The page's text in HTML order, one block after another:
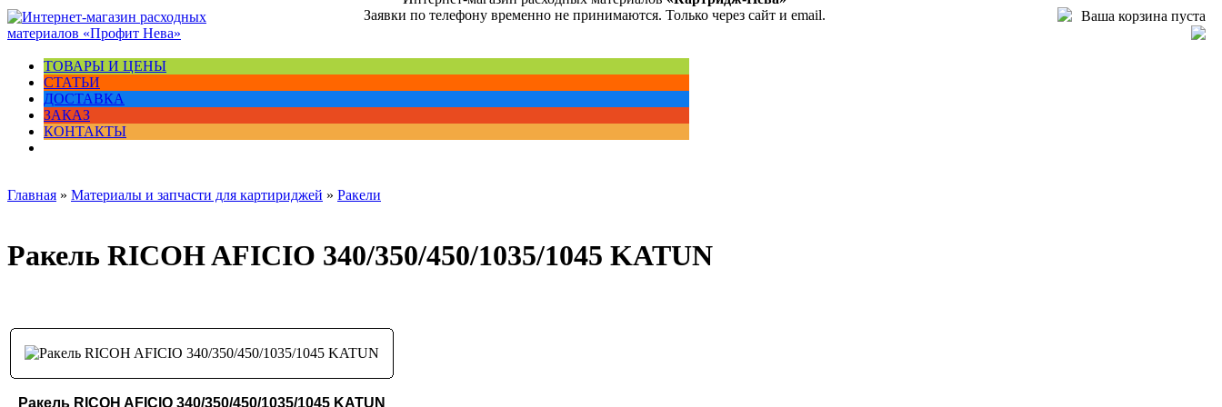
Заявки по телефону временно не принимаются. Только через сайт и email.
Ваша корзина пуста
ТОВАРЫ И ЦЕНЫ
СТАТЬИ
ДОСТАВКА
ЗАКАЗ
КОНТАКТЫ
Главная » Материалы и запчасти для картириджей » Ракели
Ракель RICOH AFICIO 340/350/450/1035/1045 KATUN
Ракель RICOH AFICIO 340/350/450/1035/1045 KATUN